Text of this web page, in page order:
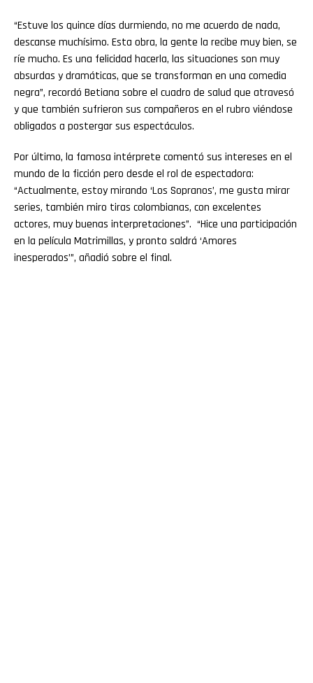
“Estuve los quince días durmiendo, no me acuerdo de nada,
descanse muchísimo. Esta obra, la gente la recibe muy bien, se
ríe mucho. Es una felicidad hacerla, las situaciones son muy
absurdas y dramáticas, que se transforman en una comedia
negra”, recordó Betiana sobre el cuadro de salud que atravesó
y que también sufrieron sus compañeros en el rubro viéndose
obligados a postergar sus espectáculos.
Por último, la famosa intérprete comentó sus intereses en el
mundo de la ficción pero desde el rol de espectadora:
“Actualmente, estoy mirando ‘Los Sopranos’, me gusta mirar
series, también miro tiras colombianas, con excelentes
actores, muy buenas interpretaciones”. “Hice una participación
en la película Matrimillas, y pronto saldrá ‘Amores
inesperados’”, añadió sobre el final.